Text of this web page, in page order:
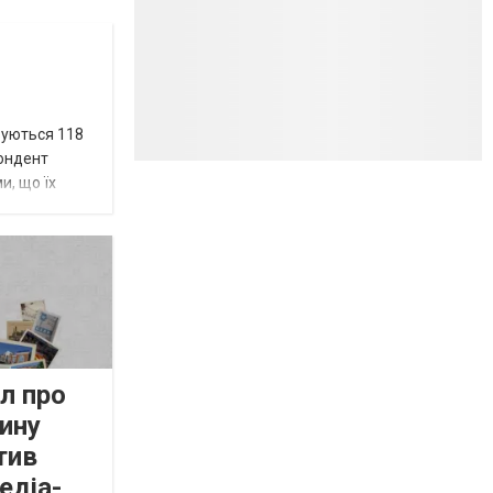
118
що їх
про